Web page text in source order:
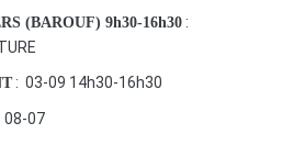
(BAROUF) 9h30-16h30 :
: 03-09 14h30-16h30
: 08-07